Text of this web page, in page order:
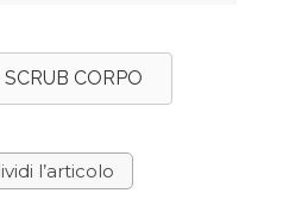
CORPO
l’articolo